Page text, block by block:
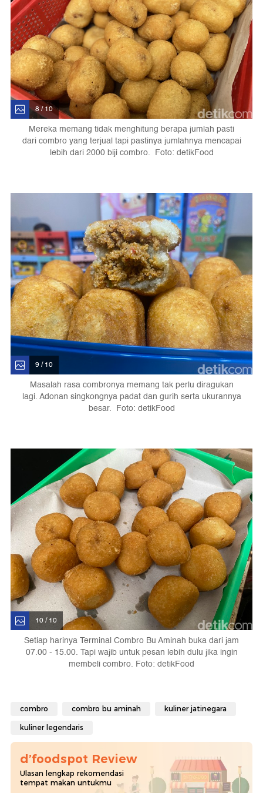
8 / 10
Mereka memang tidak menghitung berapa jumlah pasti
dari combro yang terjual tapi pastinya jumlahnya mencapai
lebih dari 2000 biji combro. Foto: detikFood
9 / 10
Masalah rasa combronya memang tak perlu diragukan
lagi. Adonan singkongnya padat dan gurih serta ukurannya
besar. Foto: detikFood
10 / 10
Setiap harinya Terminal Combro Bu Aminah buka dari jam
07.00 - 15.00. Tapi wajib untuk pesan lebih dulu jika ingin
membeli combro. Foto: detikFood
combro combro bu aminah kuliner jatinegara
kuliner legendaris
d’foodspot Review
Ulasan lengkap rekomendasi
tempat makan untukmu